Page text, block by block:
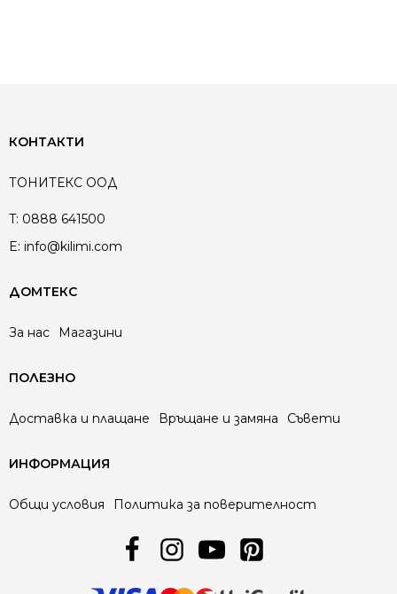
КОНТАКТИ
ТОНИТЕКС ООД
T: 0888 641500
E: info@kilimi.com
ДОМТЕКС
За нас Магазини
ПОЛЕЗНО
Доставка и плащане Връщане и замяна Съвети
ИНФОРМАЦИЯ
Общи условия Политика за поверителност